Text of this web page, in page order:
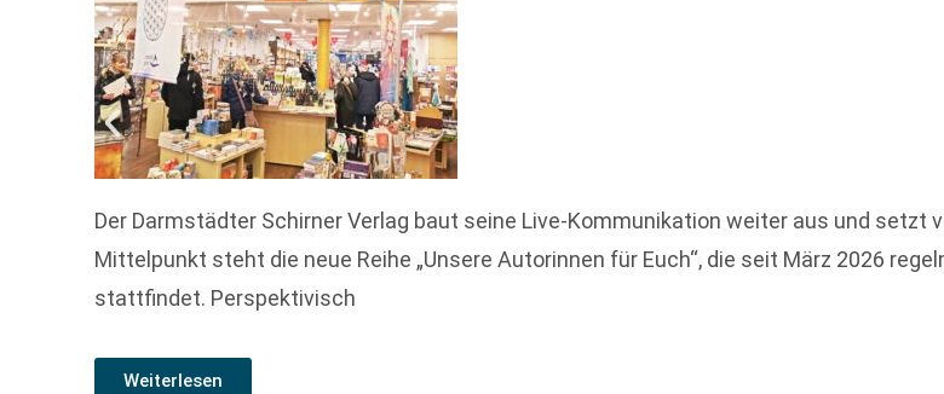
Der Darmstädter Schirner Verlag baut seine Live-Kommunikation weiter aus und
Mittelpunkt steht die neue Reihe „Unsere Autorinnen für Euch“, die seit März 2026
stattfindet. Perspektivisch
Weiterlesen